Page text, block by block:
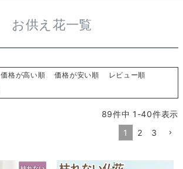
お供え花一覧
価格が高い順 価格が安い順
レビュー順
89件中 1 -40件表示
1
2 3